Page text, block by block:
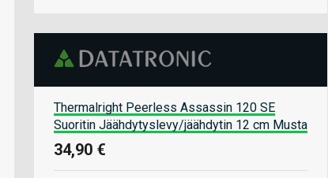
Thermalright Peerless Assassin 120 SE
Suoritin Jäähdytyslevy/jäähdytin 12 cm Musta
34,90 €